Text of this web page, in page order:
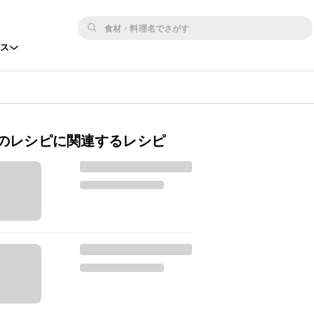
レシピに関連するレシピ